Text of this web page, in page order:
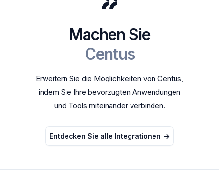
Machen Sie
Centus
Erweitern Sie die Möglichkeiten von Centus,
indem Sie Ihre bevorzugten Anwendungen
und Tools miteinander verbinden.
Entdecken Sie alle Integrationen ->